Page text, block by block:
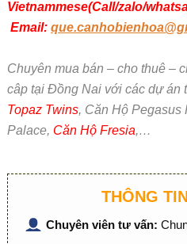
Vietnammese(Call/zalo/
Email:
Chuyên mua bán – cho thuê –
câp tại Đồng Nai với các dự án
Topaz Twins, Căn Hộ Pegasus
Palace, Căn Hộ Fresia,…
THÔNG
Chuyên viên tư vấn: